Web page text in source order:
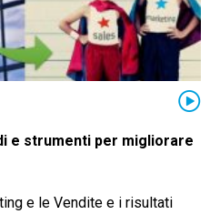
e strumenti per migliorare
e le Vendite e i risultati